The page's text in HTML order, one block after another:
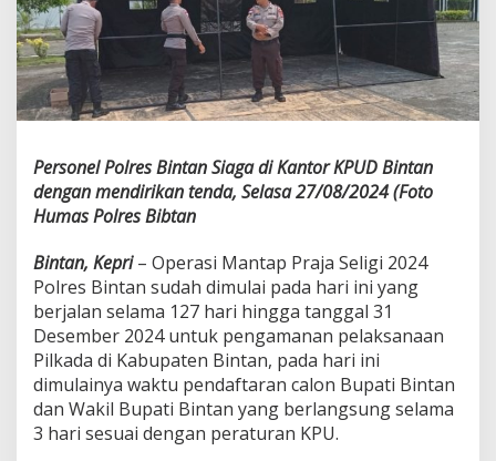
n
i
a
g
i
K
t
o
r
K
P
U
D
B
i
n
Personel Polres Bintan Siaga di Kantor KPUD Bintan
dengan mendirikan tenda, Selasa 27/08/2024 (Foto
Humas Polres Bibtan
Bintan, Kepri– Operasi Mantap Praja Seligi 2024
Polres Bintan sudah dimulai pada hari ini yang
berjalan selama 127 hari hingga tanggal 31
Desember 2024 untuk pengamanan pelaksanaan
Pilkada di Kabupaten Bintan, pada hari ini
dimulainya waktu pendaftaran calon Bupati Bintan
dan Wakil Bupati Bintan yang berlangsung selama
3 hari sesuai dengan peraturan KPU.